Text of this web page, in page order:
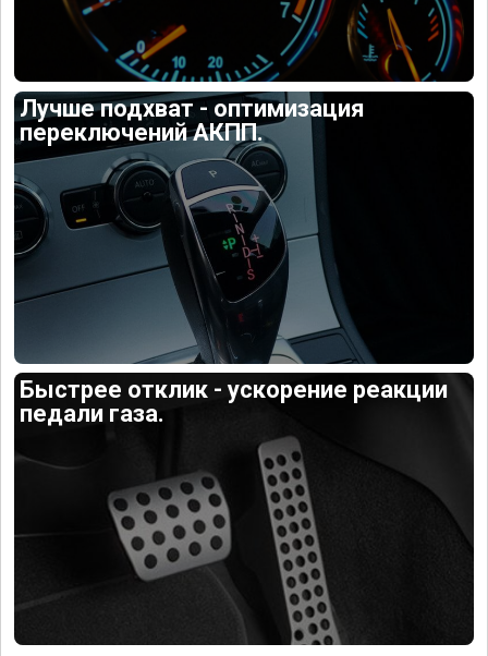
Лучше подхват - оптимизация
переключений АКПП.
Быстрее отклик - ускорение реакции
педали газа.